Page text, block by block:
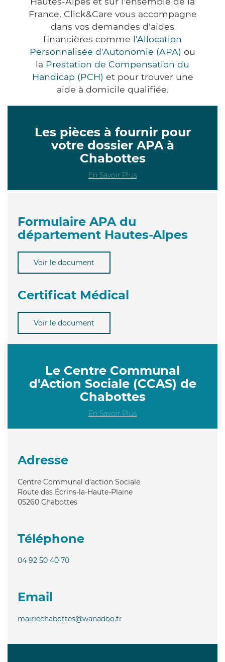
France, Click&Care vous accompagne
dans vos demandes d'aides
financières comme l'Allocation
Personnalisée d'Autonomie (APA) ou
la Prestation de Compensation du
Handicap (PCH) et pour trouver une
aide à domicile qualifiée.
Les pièces à fournir pour
votre dossier APA à
Chabottes
En Savoir Plus
Formulaire APA du
département Hautes-Alpes
Voir le document
Certificat Médical
Voir le document
Le Centre Communal
d'Action Sociale (CCAS) de
Chabottes
En Savoir Plus
Adresse
Centre Communal d'action Sociale
Route des Écrins-la-Haute-Plaine
05260 Chabottes
Téléphone
04 92 50 40 70
Email
mairiechabottes@wanadoo.fr